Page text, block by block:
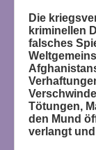
Die
kriminellen
falsches
Tötungen,
den Mund
verlangt